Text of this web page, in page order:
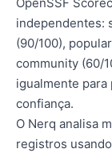
independentes:
(90/100),
community (60/
igualmente para
confiança.
O Nerq analisa
registros